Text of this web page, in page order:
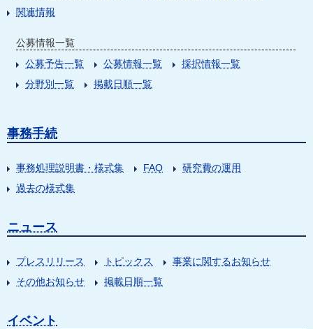
関連情報
公募情報一覧
公募予告一覧
公募情報一覧
採択情報一覧
分野別一覧
掲載日順一覧
事務手続
事務処理説明書・様式集 FAQ
研究費の運用
過去の様式集
ニュース
プレスリリース トピックス
事業に関するお知らせ
その他お知らせ
掲載日順一覧
イベント